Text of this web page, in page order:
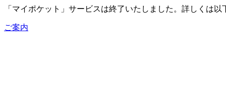
「マイポケット」サービスは終了いたしました。詳しくは
ご案内